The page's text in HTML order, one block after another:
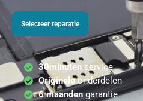
Selecteer reparatie
30minutenservice
Origineleonderdelen
6 maandengarantie